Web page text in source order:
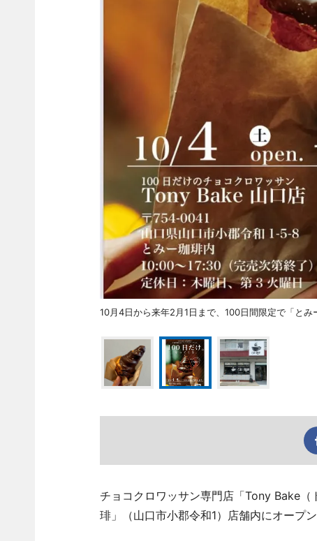
10月4日から来年2月1日まで、100日間限定で「と
チョコクロワッサン専門店「Tony Bake
琲」（山口市小郡令和1）店舗内にオープン